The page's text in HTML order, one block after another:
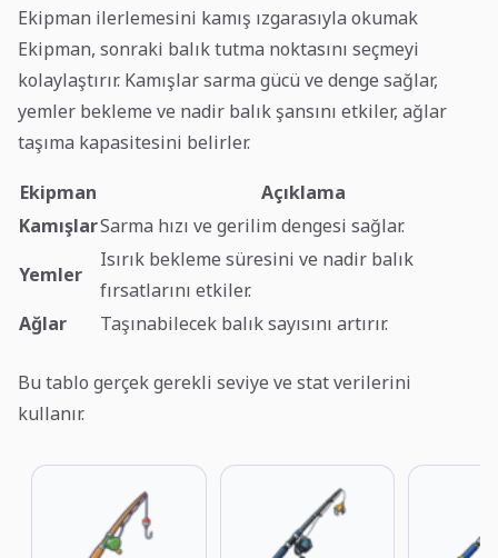
Ekipman ilerlemesini kamış ızgarasıyla okumak
Ekipman, sonraki balık tutma noktasını seçmeyi
kolaylaştırır. Kamışlar sarma gücü ve denge sağlar,
yemler bekleme ve nadir balık şansını etkiler, ağlar
taşıma kapasitesini belirler.
Ekipman
Açıklama
KamışlarSarma hızı ve gerilim dengesi sağlar.
Yemler
Isırık bekleme süresini ve nadir balık
fırsatlarını etkiler.
Ağlar
Taşınabilecek balık sayısını artırır.
Bu tablo gerçek gerekli seviye ve stat verilerini
kullanır.